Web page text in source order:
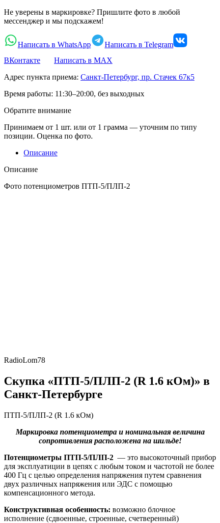
Не уверены в маркировке? Пришлите фото в любой
мессенджер и мы подскажем!
Написать в WhatsApp
Написать в Telegram
ВКонтакте
Написать в MAX
Адрес пункта приема: Санкт-Петербург, пр. Стачек 67к5
Время работы: 11:30–20:00, без выходных
Обратите внимание
Принимаем от 1 шт. или от 1 грамма — уточним по типу
позиции. Оценка по фото.
Описание
Описание
Фото потенциометров ПТП-5/ПЛП-2
RadioLom78
Скупка «ПТП-5/ПЛП-2 (R 1.6 кОм)» в
Санкт-Петербурге
ПТП-5/ПЛП-2 (R 1.6 кОм)
Маркировка потенциометра и номинальная величина
сопротивления расположена на шильде!
Потенциометры ПТП-5/ПЛП-2 — это высокоточный прибор
для эксплуатиции в цепях с любым током и частотой не более
400 Гц с целью определения напряжения путем сравнения
двух различных напряжения или ЭДС с помощью
компенсационного метода.
Конструктивная особенность: возможно блочное
исполнение (сдвоенные, строенные, счетверенный)